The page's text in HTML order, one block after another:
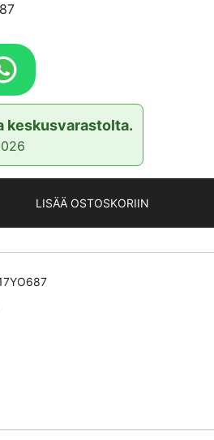
keskusvarastolta.
LISÄÄ OSTOSKORIIN